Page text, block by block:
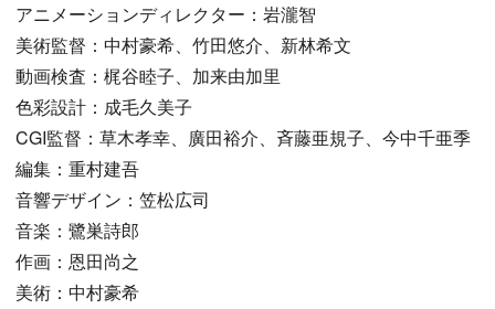
アニメーションディレクター：岩瀧智
美術監督：中村豪希、竹田悠介、新林希文
動画検査：梶谷睦子、加来由加里
色彩設計：成毛久美子
CGI監督：草木孝幸、廣田裕介、斉藤亜規子、今中千亜季
編集：重村建吾
音響デザイン：笠松広司
音楽：鷺巣詩郎
作画：恩田尚之
美術：中村豪希